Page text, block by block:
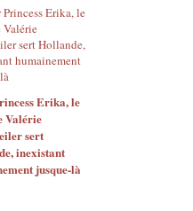
Erika, le
Valérie
sert
inexistant
jusque-là